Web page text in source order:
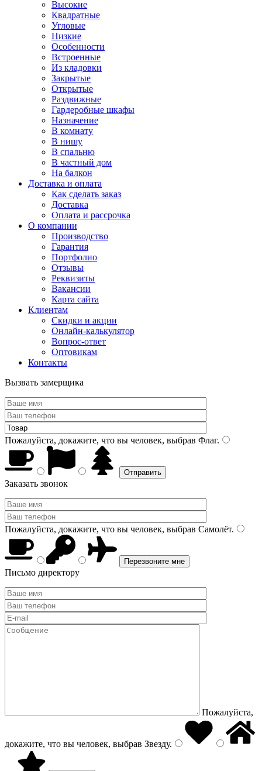
Высокие
Квадратные
Угловые
Низкие
Особенности
Встроенные
Из кладовки
Закрытые
Открытые
Раздвижные
Гардеробные шкафы
Назначение
В комнату
В нишу
В спальню
В частный дом
На балкон
Доставка и оплата
Как сделать заказ
Доставка
Оплата и рассрочка
О компании
Производство
Гарантия
Портфолио
Отзывы
Реквизиты
Вакансии
Карта сайта
Клиентам
Скидки и акции
Онлайн-калькулятор
Вопрос-ответ
Оптовикам
Контакты
Вызвать замерщика
Пожалуйста, докажите, что вы человек, выбрав Флаг.
Заказать звонок
Пожалуйста, докажите, что вы человек, выбрав Самолёт.
Письмо директору
Пожалуйста,
докажите, что вы человек, выбрав Звезду.